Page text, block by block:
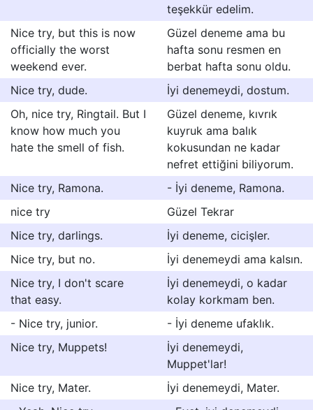
teşekkür edelim.
Nice try, but this is now
officially the worst
weekend ever.
Güzel deneme ama bu
hafta sonu resmen en
berbat hafta sonu oldu.
Nice try, dude.
İyi denemeydi, dostum.
Oh, nice try, Ringtail. But I
know how much you
hate the smell of fish.
Güzel deneme, kıvrık
kuyruk ama balık
kokusundan ne kadar
nefret ettiğini biliyorum.
Nice try, Ramona.
- İyi deneme, Ramona.
nice try
Güzel Tekrar
Nice try, darlings.
İyi deneme, cicişler.
Nice try, but no.
İyi denemeydi ama kalsın.
Nice try, I don't scare
that easy.
İyi denemeydi, o kadar
kolay korkmam ben.
- Nice try, junior.
- İyi deneme ufaklık.
Nice try, Muppets!
İyi denemeydi,
Muppet'lar!
Nice try, Mater.
İyi denemeydi, Mater.